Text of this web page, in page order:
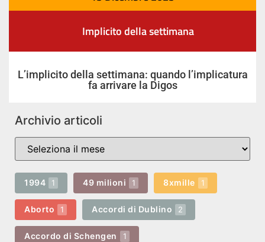
Implicito della settimana
L’implicito della settimana: quando l’implicatura
fa arrivare la Digos
Archivio articoli
1994 1 49 milioni 1 8xmille 1
Aborto 1 Accordi di Dublino 2
Accordo di Schengen 1